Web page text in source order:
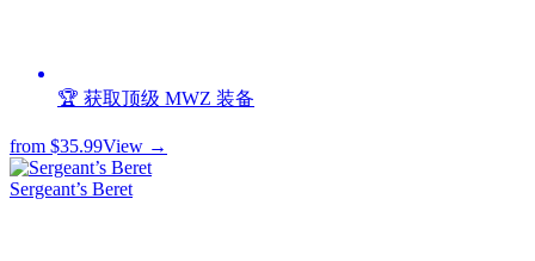
🏆 获取顶级 MWZ 装备
from $35.99View →
Sergeant’s Beret